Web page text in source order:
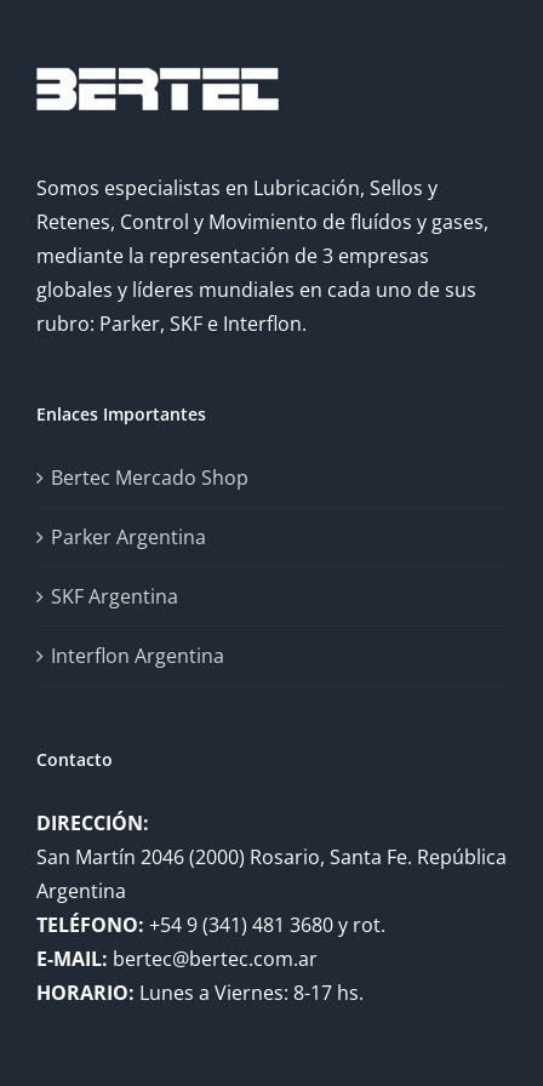
Somos especialistas en Lubricación, Sellos y
Retenes, Control y Movimiento de fluídos y gases,
mediante la representación de 3 empresas
globales y líderes mundiales en cada uno de sus
rubro: Parker, SKF e Interflon.
Enlaces Importantes
Bertec Mercado Shop
Parker Argentina
SKF Argentina
Interflon Argentina
Contacto
DIRECCIÓN:
San Martín 2046 (2000) Rosario, Santa Fe. República
Argentina
TELÉFONO: +54 9 (341) 481 3680 y rot.
E-MAIL: bertec@bertec.com.ar
HORARIO: Lunes a Viernes: 8-17 hs.